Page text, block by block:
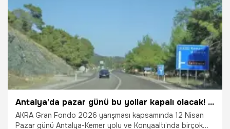
1.05.2026
Antalya'da pazar günü bu yollar kapalı olacak! İşte güzergâhlar
AKRA Gran Fondo 2026 yarışması kapsamında 12 Nisan
Pazar günü Antalya-Kemer yolu ve Konyaaltı’nda birçok